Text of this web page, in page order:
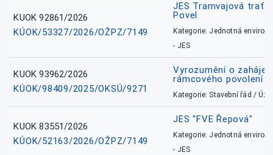
KUOK 92861/2026
KÚOK/53327/2026/OŽPZ/7149
JES Tramvajová trať
Povel
Kategorie: Jednotná
- JES
KUOK 93962/2026
KÚOK/98409/2025/OKSÚ/9271
Vyrozumění o
rámcového povolení
Kategorie: Stavební řád /
KUOK 83551/2026
KÚOK/52163/2026/OŽPZ/7149
JES "FVE Řepová"
Kategorie: Jednotná
- JES